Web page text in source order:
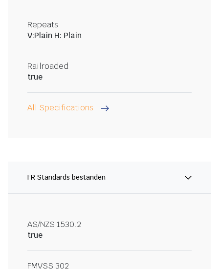
Repeats
V:Plain H: Plain
Railroaded
true
All Specifications
FR Standards bestanden
AS/NZS 1530.2
true
FMVSS 302